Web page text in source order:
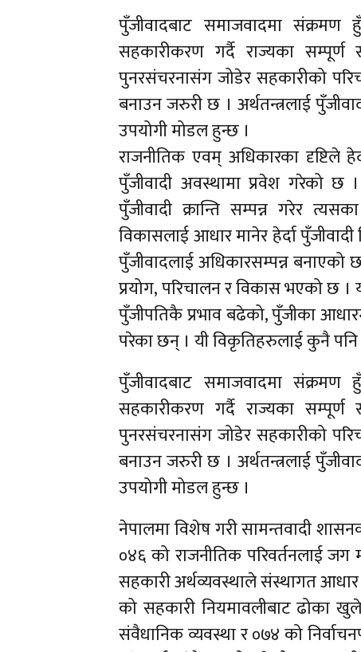
पुँजीवादबाट समाजवादमा संक्रमण
सहकारीकरण गर्दै राज्यका
पुनरसंचरनासंग जोडेर सहकारीको
बनाउन जरुरी छ । अर्थतन्त्रलाई
उपयोगी मोडल हुन्छ ।
राजनीतिक एवम् अधिकारका दृष्टिले
पुँजीवादी अवस्थामा प्रवेश गरेको
पुँजीवादी क्रान्ति सम्पन्न गरेर
विकासलाई आधार मानेर हेर्दा
पुँजीवादलाई अधिकारसम्पन्न बनाएको
प्रयोग, परिचालन र विकास भएको छ
पुँजीपतिकै प्रभाव बढेको, पुँजीका
परेका छन् । यी विकृतिहरुलाई कुनै पनि
पुँजीवादबाट समाजवादमा संक्रमण
सहकारीकरण गर्दै राज्यका
पुनरसंचरनासंग जोडेर सहकारीको
बनाउन जरुरी छ । अर्थतन्त्रलाई
उपयोगी मोडल हुन्छ ।
नेपालमा विशेष गरी सामन्तवादी
०४६ को राजनीतिक परिवर्तनलाई जग
सहकारी अर्थव्यवस्थाले संस्थागत
को सहकारी नियमावलीबाट ढोका
संवैधानिक व्यवस्था र ०७४ को